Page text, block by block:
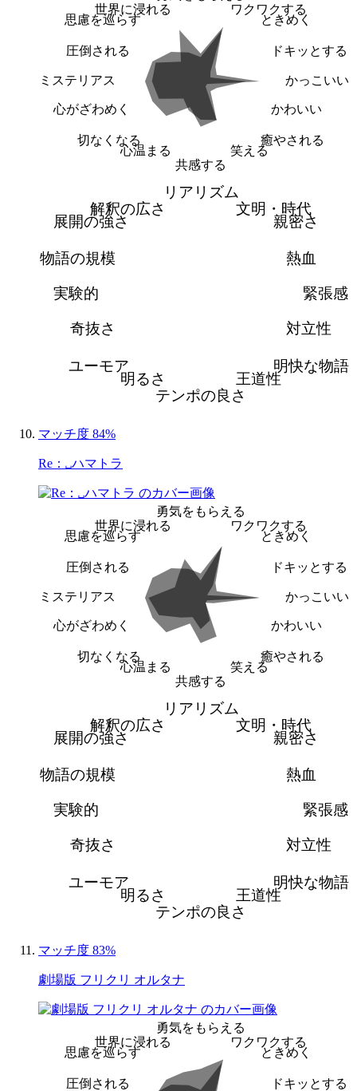
ワクワクする
ときめく
ドキッとする
かっこいい
かわいい
癒やされる
笑える
共感する
心温まる
切なくなる
心がざわめく
ミステリアス
圧倒される
思慮を巡らす
世界に浸れる
リアリズム
文明・時代
親密さ
熱血
緊張感
対立性
明快な物語
王道性
テンポの良さ
明るさ
ユーモア
奇抜さ
実験的
物語の規模
展開の強さ
解釈の広さ
マッチ度 84%
Re：␣ハマトラ
勇気をもらえる
ワクワクする
ときめく
ドキッとする
かっこいい
かわいい
癒やされる
笑える
共感する
心温まる
切なくなる
心がざわめく
ミステリアス
圧倒される
思慮を巡らす
世界に浸れる
リアリズム
文明・時代
親密さ
熱血
緊張感
対立性
明快な物語
王道性
テンポの良さ
明るさ
ユーモア
奇抜さ
実験的
物語の規模
展開の強さ
解釈の広さ
マッチ度 83%
劇場版 フリクリ オルタナ
勇気をもらえる
ワクワクする
ときめく
ドキッとする
圧倒される
思慮を巡らす
世界に浸れる